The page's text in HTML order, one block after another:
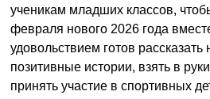
ученикам младших классов,
февраля нового 2026 года
удовольствием готов
позитивные истории, взять в
принять участие в спортивных